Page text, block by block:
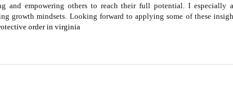
and empowering others to reach their full potential. I especially
growth mindsets. Looking forward to applying some of these
order in virginia